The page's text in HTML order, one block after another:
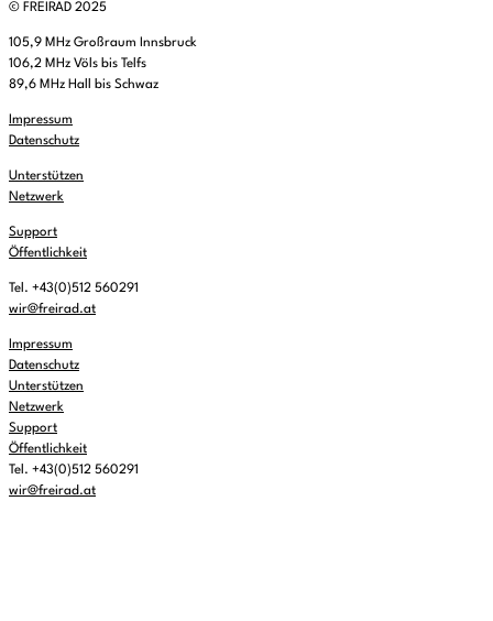
© FREIRAD 2025
105,9 MHz Großraum Innsbruck
106,2 MHz Völs bis Telfs
89,6 MHz Hall bis Schwaz
Impressum
Datenschutz
Unterstützen
Netzwerk
Support
Öffentlichkeit
Tel. +43(0)512 560291
wir@freirad.at
Impressum
Datenschutz
Unterstützen
Netzwerk
Support
Öffentlichkeit
Tel. +43(0)512 560291
wir@freirad.at